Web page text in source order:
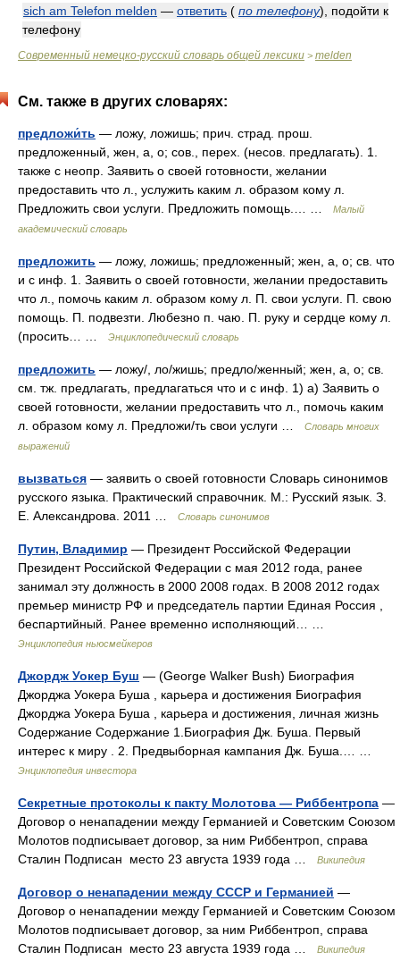
sich am Telefon melden — ответить ( по телефону) , подойти к
телефону
Современный немецко-русский словарь общей лексики > melden
См. также в других словарях:
предложи́ть — ложу, ложишь; прич. страд. прош.
предложенный, жен, а, о; сов., перех. (несов. предлагать). 1.
также с неопр. Заявить о своей готовности, желании
предоставить что л., услужить каким л. образом кому л.
Предложить свои услуги. Предложить помощь.… …
Малый
академический словарь
предложить — ложу, ложишь; предложенный; жен, а, о; св. что
и с инф. 1. Заявить о своей готовности, желании предоставить
что л., помочь каким л. образом кому л. П. свои услуги. П. свою
помощь. П. подвезти. Любезно п. чаю. П. руку и сердце кому л.
(просить… …
Энциклопедический словарь
предложить — ложу/, ло/жишь; предло/женный; жен, а, о; св.
см. тж. предлагать, предлагаться что и с инф. 1) а) Заявить о
своей готовности, желании предоставить что л., помочь каким
л. образом кому л. Предложи/ть свои услуги …
Словарь многих
выражений
вызваться — заявить о своей готовности Словарь синонимов
русского языка. Практический справочник. М.: Русский язык. З.
Е. Александрова. 2011 …
Словарь синонимов
Путин, Владимир — Президент Российской Федерации
Президент Российской Федерации с мая 2012 года, ранее
занимал эту должность в 2000 2008 годах. В 2008 2012 годах
премьер министр РФ и председатель партии Единая Россия ,
беспартийный. Ранее временно исполняющий… …
Энциклопедия ньюсмейкеров
Джордж Уокер Буш — (George Walker Bush) Биография
Джорджа Уокера Буша , карьера и достижения Биография
Джорджа Уокера Буша , карьера и достижения, личная жизнь
Содержание Содержание 1.Биография Дж. Буша. Первый
интерес к миру . 2. Предвыборная кампания Дж. Буша.… …
Энциклопедия инвестора
Секретные протоколы к пакту Молотова — Риббентропа —
Договор о ненападении между Германией и Советским Союзом
Молотов подписывает договор, за ним Риббентроп, справа
Сталин Подписан место 23 августа 1939 года …
Википедия
Договор о ненападении между СССР и Германией —
Договор о ненападении между Германией и Советским Союзом
Молотов подписывает договор, за ним Риббентроп, справа
Сталин Подписан место 23 августа 1939 года …
Википедия